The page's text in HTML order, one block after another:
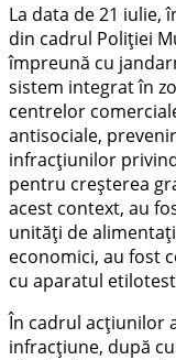
La data de 21 iulie,
din cadrul Poliției
împreună cu
sistem integrat în
centrelor
antisociale,
infracțiunilor
pentru creșterea
acest context, au
unități de
economici, au fost
cu aparatul
În cadrul acțiunilor
infracțiune, după